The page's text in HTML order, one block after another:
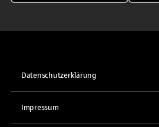
Datenschutzerklärung
Impressum